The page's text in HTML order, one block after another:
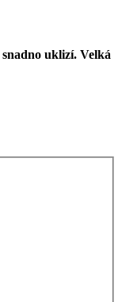
snadno uklizí. Velká